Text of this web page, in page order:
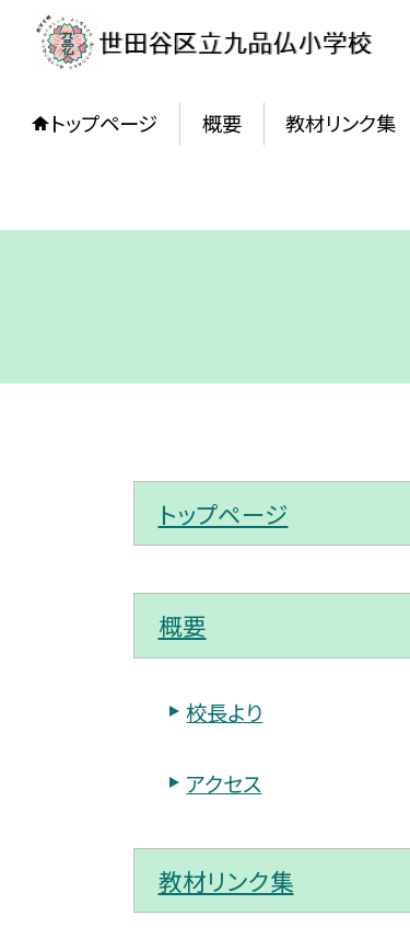
トップページ 概要 教材リンク集
トップページ
概要
校長より
アクセス
教材リンク集